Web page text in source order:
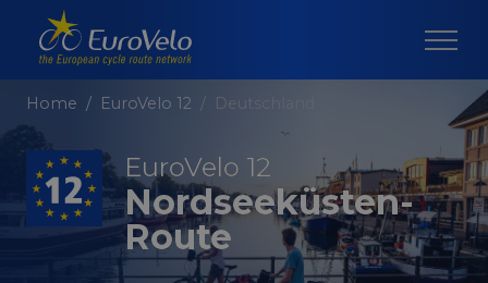
Home EuroVelo 12 Deutschland
EuroVelo 12
Nordseeküsten-
Route